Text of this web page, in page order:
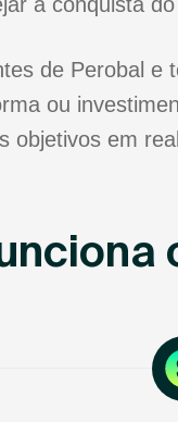
de Perobal e
ou
objetivos em